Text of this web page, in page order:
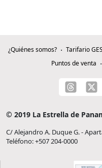
¿Quiénes somos? Tarifario
Puntos de venta
© 2019 La Estrella de
C/ Alejandro A. Duque G. -
Teléfono: +507 204-0000